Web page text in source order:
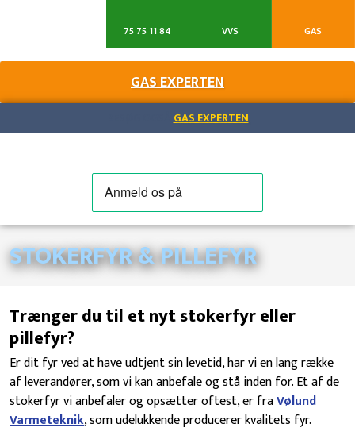
75 75 11 84 VVS GAS
GAS EXPERTEN​
BESØG OGSÅGAS EXPERTEN
STOKERFYR & PILLEFYR​
Trænger du til et nyt stokerfyr eller
pillefyr?
Er dit fyr ved at have udtjent sin levetid, har vi en lang række
af leverandører, som vi kan anbefale og stå inden for. Et af de
stokerfyr vi anbefaler og opsætter oftest, er fraVølund
Varmeteknik, som udelukkende producerer kvalitets fyr.